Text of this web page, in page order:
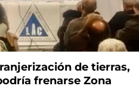
de tierras,
frenarse Zona